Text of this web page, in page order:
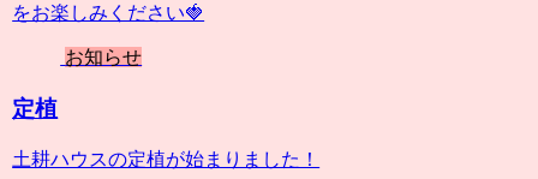
をお楽しみください🍓
お知らせ
定植
土耕ハウスの定植が始まりました！